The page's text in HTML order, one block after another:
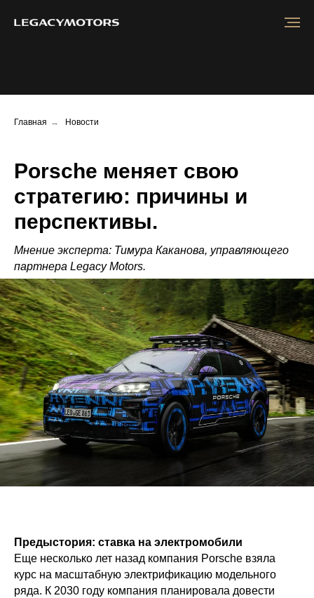
Главная → Новости
Porsche меняет свою
стратегию: причины и
перспективы.
Мнение эксперта: Тимура Каканова, управляющего
партнера Legacy Motors.
Предыстория: ставка на электромобили
Еще несколько лет назад компания Porsche взяла
курс на масштабную электрификацию модельного
ряда. К 2030 году компания планировала довести